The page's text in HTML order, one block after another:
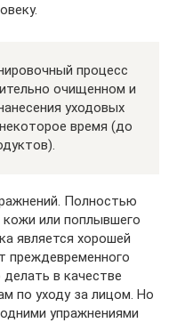
процесс
очищенном и
уходовых
время (до
Полностью
или поплывшего
является хорошей
преждевременного
в качестве
по уходу за лицом. Но
упражнениями